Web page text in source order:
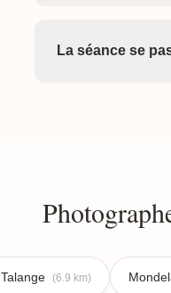
La séance se
Talange (6.9 km)